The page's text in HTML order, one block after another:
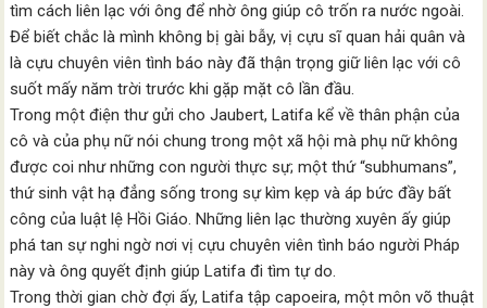
tìm cách liên lạc với ông để nhờ ông giúp cô trốn ra nước ngoài.
Để biết chắc là mình không bị gài bẫy, vị cựu sĩ quan hải quân và
là cựu chuyên viên tình báo này đã thận trọng giữ liên lạc với cô
suốt mấy năm trời trước khi gặp mặt cô lần đầu.
Trong một điện thư gửi cho Jaubert, Latifa kể về thân phận của
cô và của phụ nữ nói chung trong một xã hội mà phụ nữ không
được coi như những con người thực sự; một thứ “subhumans”,
thứ sinh vật hạ đẳng sống trong sự kìm kẹp và áp bức đầy bất
công của luật lệ Hồi Giáo. Những liên lạc thường xuyên ấy giúp
phá tan sự nghi ngờ nơi vị cựu chuyên viên tình báo người Pháp
này và ông quyết định giúp Latifa đi tìm tự do.
Trong thời gian chờ đợi ấy, Latifa tập capoeira, một môn võ thuật